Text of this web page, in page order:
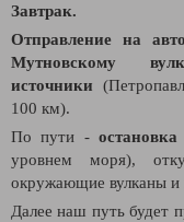
Завтрак.
Отправление на
Мутновскому
источники
100 км).
По пути -
уровнем моря),
окружающие вулканы и
Далее наш путь будет